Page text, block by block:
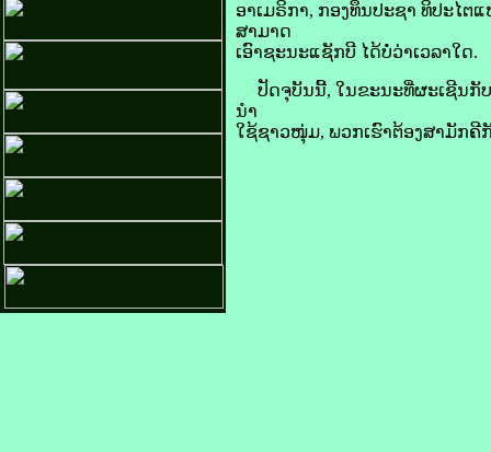
ອາ​ເມ​ຣິ​ກາ, ກອງ​ທຶນ​ປະຊາ ທິປະໄຕ​
ສາມາດ
​ເອົາ​ຊະນະ​ແຊັກ​ບີ ໄດ້​ບໍ່​ວ່າ​ເວລາ​ໃດ.
ປັດຈຸບັນ​ນີ້, ໃນ​ຂະນະ​ທີ່​ຜະເຊີນ​ກັບ​
ນຳ​
ໃຊ້​ຊາວ​ໜຸ່ມ, ພວກ​ເຮົາ​ຕ້ອງ​ສາມັກຄີ​